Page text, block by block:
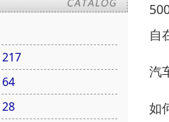
217
64
28
自
汽
如